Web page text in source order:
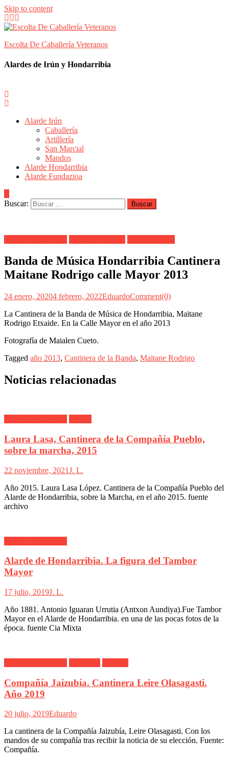
Skip to content
Escolta De Caballería Veteranos
Alardes de Irún y Hondarribia
Alarde Irún
Caballería
Artillería
San Marcial
Mandos
Alarde Hondarribia
Alarde Fundazioa
Buscar:
Banda de Música Hondarribia Cantinera
Maitane Rodrigo calle Mayor 2013
24 enero, 20204 febrero, 2022EduardoComment(0)
La Cantinera de la Banda de Música de Hondarribia, Maitane
Rodrigo Etxaide. En la Calle Mayor en el año 2013
Fotografía de Maialen Cueto.
Tagged año 2013, Cantinera de la Banda, Maitane Rodrigo
Noticias relacionadas
Laura Lasa, Cantinera de la Compañía Pueblo,
sobre la marcha, 2015
22 noviembre, 2021J. L.
Año 2015. Laura Lasa López. Cantinera de la Compañía Pueblo del
Alarde de Hondarribia, sobre la Marcha, en el año 2015. fuente
archivo
Alarde de Hondarribia. La figura del Tambor
Mayor
17 julio, 2019J. L.
Año 1881. Antonio Iguaran Urrutia (Antxon Aundiya).Fue Tambor
Mayor en el Alarde de Hondarribia. en una de las pocas fotos de la
época. fuente Cia Mixta
Compañía Jaizubía. Cantinera Leire Olasagasti.
Año 2019
20 julio, 2019Eduardo
La cantinera de la Compañía Jaizubía, Leire Olasagasti. Con los
mandos de su compañía tras recibir la noticia de su elección. Fuente:
Compañía.